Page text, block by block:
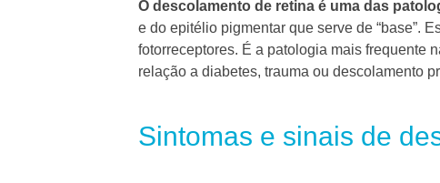
O descolamento de retina é uma das
e do epitélio pigmentar que serve de “base”.
fotorreceptores. É a patologia mais frequente
relação a diabetes, trauma ou descolamento
Sintomas e sinais de